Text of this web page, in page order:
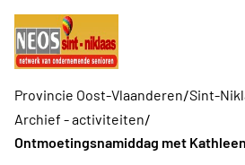
Provincie Oost-Vlaanderen/Sint-
Archief - activiteiten/
Ontmoetingsnamiddag met